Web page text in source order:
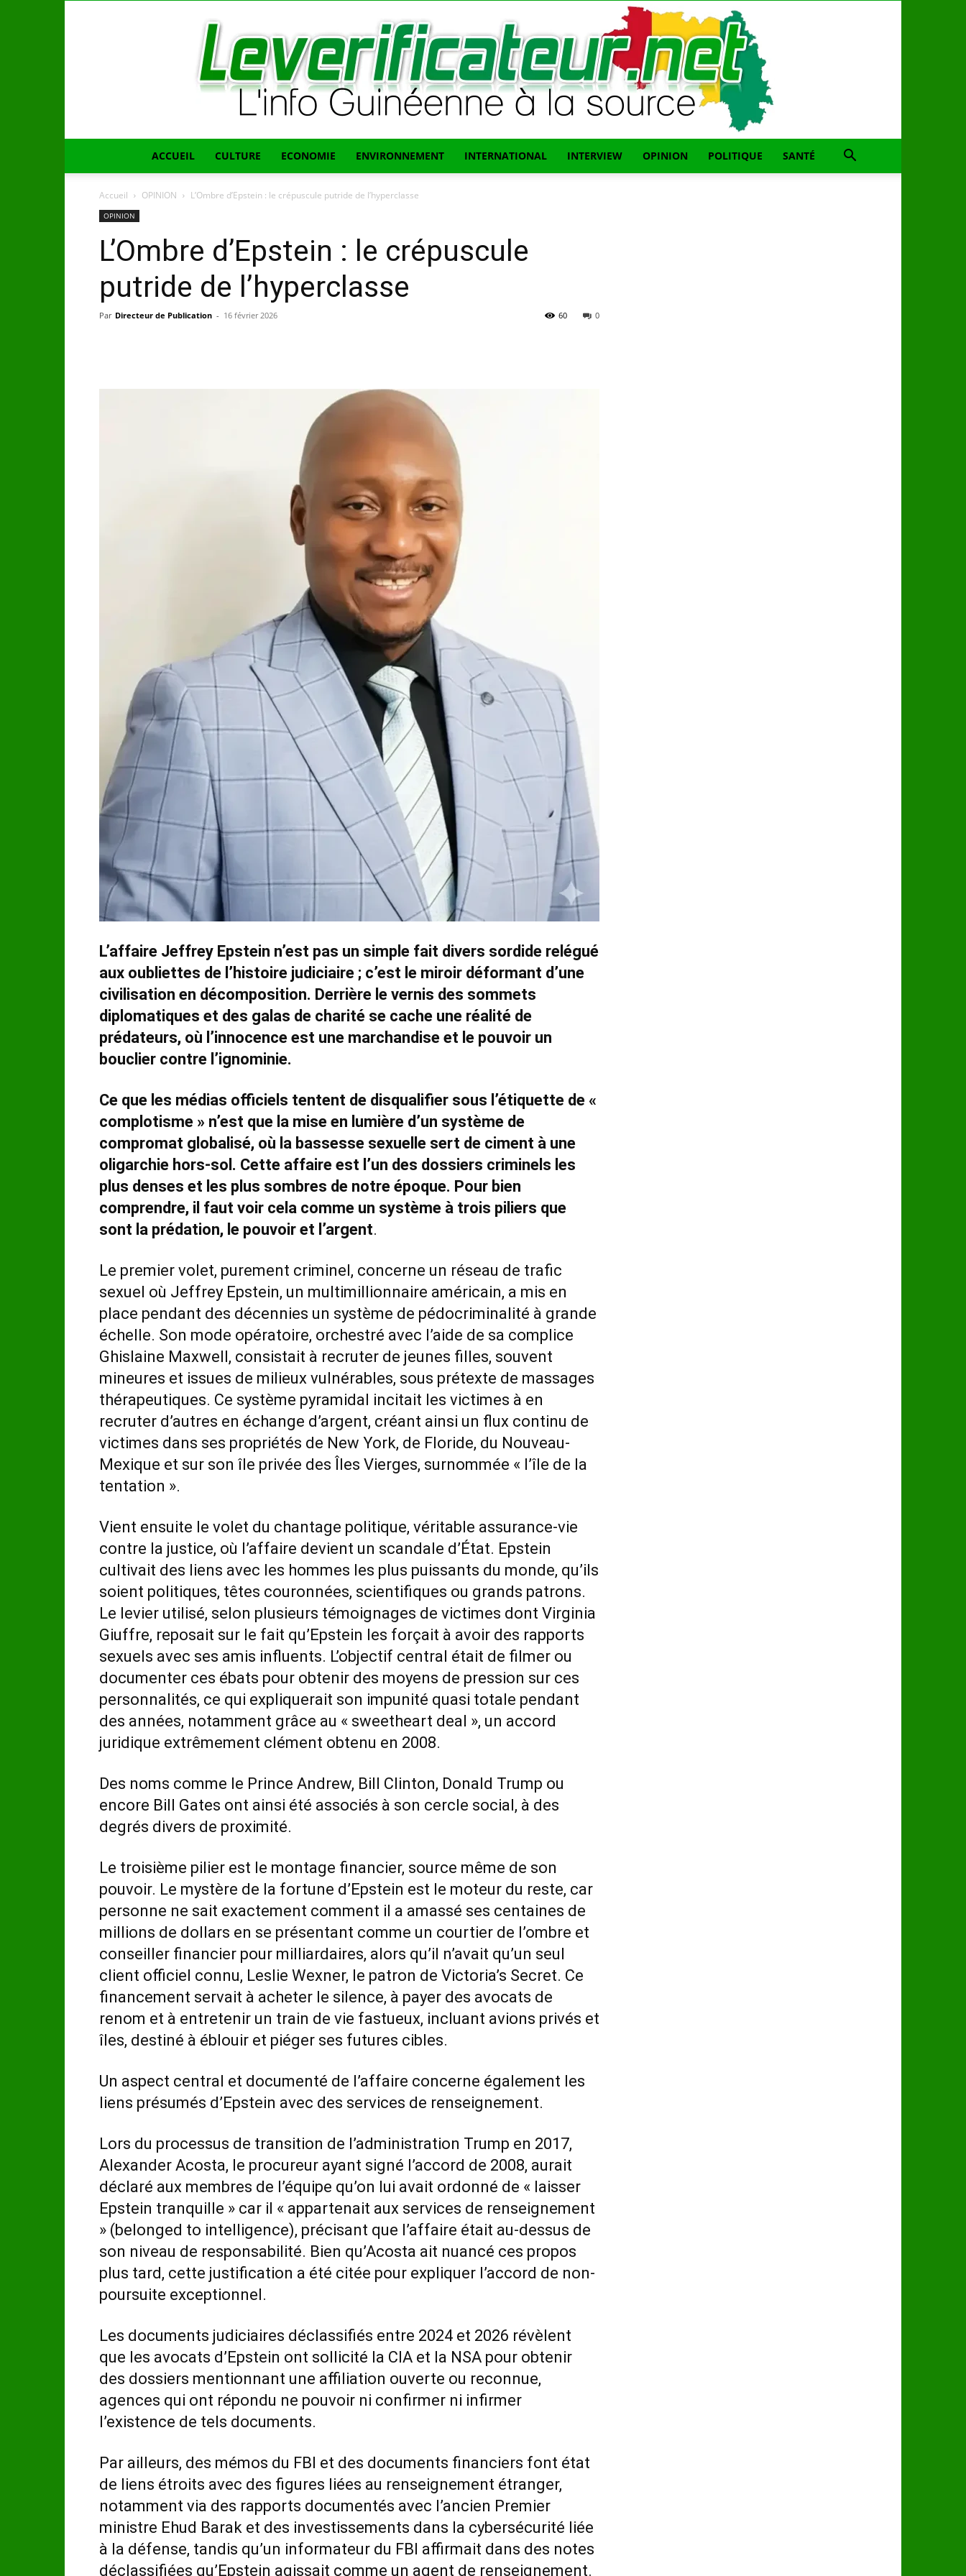
ACCUEIL CULTURE ECONOMIE ENVIRONNEMENT INTERNATIONAL INTERVIEW OPINION POLITIQUE SANTÉ
Accueil OPINION L’Ombre d’Epstein : le crépuscule putride de l’hyperclasse
OPINION
L’Ombre d’Epstein : le crépuscule
putride de l’hyperclasse
Par Directeur de Publication - 16 février 2026 0
60
L’affaire Jeffrey Epstein n’est pas un simple fait divers sordide relégué
aux oubliettes de l’histoire judiciaire ; c’est le miroir déformant d’une
civilisation en décomposition. Derrière le vernis des sommets
diplomatiques et des galas de charité se cache une réalité de
prédateurs, où l’innocence est une marchandise et le pouvoir un
bouclier contre l’ignominie.
Ce que les médias officiels tentent de disqualifier sous l’étiquette de «
complotisme » n’est que la mise en lumière d’un système de
compromat globalisé, où la bassesse sexuelle sert de ciment à une
oligarchie hors-sol. Cette affaire est l’un des dossiers criminels les
plus denses et les plus sombres de notre époque. Pour bien
comprendre, il faut voir cela comme un système à trois piliers que
sont la prédation, le pouvoir et l’argent.
Le premier volet, purement criminel, concerne un réseau de trafic
sexuel où Jeffrey Epstein, un multimillionnaire américain, a mis en
place pendant des décennies un système de pédocriminalité à grande
échelle. Son mode opératoire, orchestré avec l’aide de sa complice
Ghislaine Maxwell, consistait à recruter de jeunes filles, souvent
mineures et issues de milieux vulnérables, sous prétexte de massages
thérapeutiques. Ce système pyramidal incitait les victimes à en
recruter d’autres en échange d’argent, créant ainsi un flux continu de
victimes dans ses propriétés de New York, de Floride, du Nouveau-
Mexique et sur son île privée des Îles Vierges, surnommée « l’île de la
tentation ».
Vient ensuite le volet du chantage politique, véritable assurance-vie
contre la justice, où l’affaire devient un scandale d’État. Epstein
cultivait des liens avec les hommes les plus puissants du monde, qu’ils
soient politiques, têtes couronnées, scientifiques ou grands patrons.
Le levier utilisé, selon plusieurs témoignages de victimes dont Virginia
Giuffre, reposait sur le fait qu’Epstein les forçait à avoir des rapports
sexuels avec ses amis influents. L’objectif central était de filmer ou
documenter ces ébats pour obtenir des moyens de pression sur ces
personnalités, ce qui expliquerait son impunité quasi totale pendant
des années, notamment grâce au « sweetheart deal », un accord
juridique extrêmement clément obtenu en 2008.
Des noms comme le Prince Andrew, Bill Clinton, Donald Trump ou
encore Bill Gates ont ainsi été associés à son cercle social, à des
degrés divers de proximité.
Le troisième pilier est le montage financier, source même de son
pouvoir. Le mystère de la fortune d’Epstein est le moteur du reste, car
personne ne sait exactement comment il a amassé ses centaines de
millions de dollars en se présentant comme un courtier de l’ombre et
conseiller financier pour milliardaires, alors qu’il n’avait qu’un seul
client officiel connu, Leslie Wexner, le patron de Victoria’s Secret. Ce
financement servait à acheter le silence, à payer des avocats de
renom et à entretenir un train de vie fastueux, incluant avions privés et
îles, destiné à éblouir et piéger ses futures cibles.
Un aspect central et documenté de l’affaire concerne également les
liens présumés d’Epstein avec des services de renseignement.
Lors du processus de transition de l’administration Trump en 2017,
Alexander Acosta, le procureur ayant signé l’accord de 2008, aurait
déclaré aux membres de l’équipe qu’on lui avait ordonné de « laisser
Epstein tranquille » car il « appartenait aux services de renseignement
» (belonged to intelligence), précisant que l’affaire était au-dessus de
son niveau de responsabilité. Bien qu’Acosta ait nuancé ces propos
plus tard, cette justification a été citée pour expliquer l’accord de non-
poursuite exceptionnel.
Les documents judiciaires déclassifiés entre 2024 et 2026 révèlent
que les avocats d’Epstein ont sollicité la CIA et la NSA pour obtenir
des dossiers mentionnant une affiliation ouverte ou reconnue,
agences qui ont répondu ne pouvoir ni confirmer ni infirmer
l’existence de tels documents.
Par ailleurs, des mémos du FBI et des documents financiers font état
de liens étroits avec des figures liées au renseignement étranger,
notamment via des rapports documentés avec l’ancien Premier
ministre Ehud Barak et des investissements dans la cybersécurité liée
à la défense, tandis qu’un informateur du FBI affirmait dans des notes
déclassifiées qu’Epstein agissait comme un agent de renseignement.